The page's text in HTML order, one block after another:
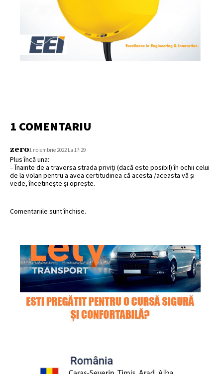
1 COMENTARIU
zero1 noiembrie 2022 La 17:29
Plus încă una:
– Înainte de a traversa strada priviți (dacă este posibil) în ochii celui
de la volan pentru a avea certitudinea că acesta /aceasta vă și
vede, încetinește și oprește.
Comentariile sunt închise.